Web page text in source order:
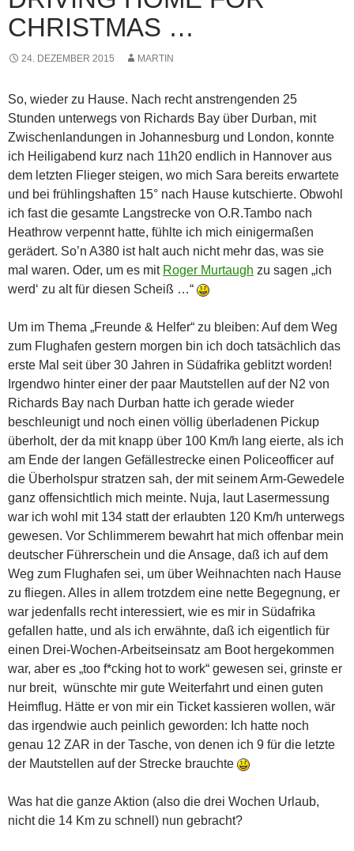
CHRISTMAS …
24. DEZEMBER 2015 MARTIN
So, wieder zu Hause. Nach recht anstrengenden 25
Stunden unterwegs von Richards Bay über Durban, mit
Zwischenlandungen in Johannesburg und London, konnte
ich Heiligabend kurz nach 11h20 endlich in Hannover aus
dem letzten Flieger steigen, wo mich Sara bereits erwartete
und bei frühlingshaften 15° nach Hause kutschierte. Obwohl
ich fast die gesamte Langstrecke von O.R.Tambo nach
Heathrow verpennt hatte, fühlte ich mich einigermaßen
gerädert. So’n A380 ist halt auch nicht mehr das, was sie
mal waren. Oder, um es mit Roger Murtaugh zu sagen „ich
werd‘ zu alt für diesen Scheiß …“
Um im Thema „Freunde & Helfer“ zu bleiben: Auf dem Weg
zum Flughafen gestern morgen bin ich doch tatsächlich das
erste Mal seit über 30 Jahren in Südafrika geblitzt worden!
Irgendwo hinter einer der paar Mautstellen auf der N2 von
Richards Bay nach Durban hatte ich gerade wieder
beschleunigt und noch einen völlig überladenen Pickup
überholt, der da mit knapp über 100 Km/h lang eierte, als ich
am Ende der langen Gefällestrecke einen Policeofficer auf
die Überholspur stratzen sah, der mit seinem Arm-Gewedele
ganz offensichtlich mich meinte. Nuja, laut Lasermessung
war ich wohl mit 134 statt der erlaubten 120 Km/h unterwegs
gewesen. Vor Schlimmerem bewahrt hat mich offenbar mein
deutscher Führerschein und die Ansage, daß ich auf dem
Weg zum Flughafen sei, um über Weihnachten nach Hause
zu fliegen. Alles in allem trotzdem eine nette Begegnung, er
war jedenfalls recht interessiert, wie es mir in Südafrika
gefallen hatte, und als ich erwähnte, daß ich eigentlich für
einen Drei-Wochen-Arbeitseinsatz am Boot hergekommen
war, aber es „too f*cking hot to work“ gewesen sei, grinste er
nur breit, wünschte mir gute Weiterfahrt und einen guten
Heimflug. Hätte er von mir ein Ticket kassieren wollen, wär
das irgendwie auch peinlich geworden: Ich hatte noch
genau 12 ZAR in der Tasche, von denen ich 9 für die letzte
der Mautstellen auf der Strecke brauchte
Was hat die ganze Aktion (also die drei Wochen Urlaub,
nicht die 14 Km zu schnell) nun gebracht?